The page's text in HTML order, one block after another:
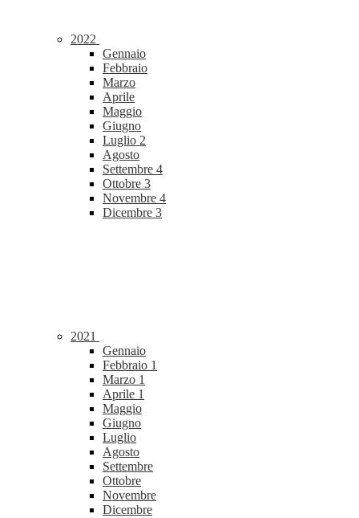
2022
Gennaio
Febbraio
Marzo
Aprile
Maggio
Giugno
Luglio 2
Agosto
Settembre 4
Ottobre 3
Novembre 4
Dicembre 3
2021
Gennaio
Febbraio 1
Marzo 1
Aprile 1
Maggio
Giugno
Luglio
Agosto
Settembre
Ottobre
Novembre
Dicembre